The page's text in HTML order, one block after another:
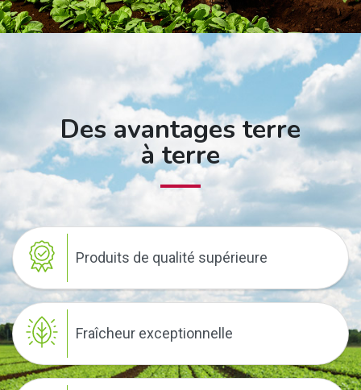
Des avantages terre
à terre
Produits de qualité supérieure
Fraîcheur exceptionnelle